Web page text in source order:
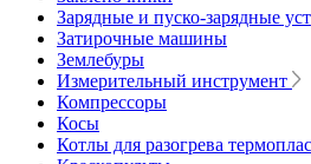
Зарядные и пуско-зарядные
Затирочные машины
Землебуры
Измерительный инструмент
Компрессоры
Косы
Котлы для разогрева